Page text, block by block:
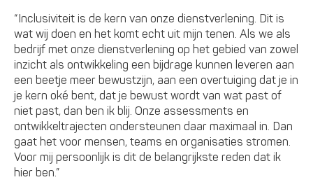
“Inclusiviteit is de kern van onze dienstverlening. Dit is
wat wij doen en het komt echt uit mijn tenen. Als we als
bedrijf met onze dienstverlening op het gebied van zowel
inzicht als ontwikkeling een bijdrage kunnen leveren aan
een beetje meer bewustzijn, aan een overtuiging dat je in
je kern oké bent, dat je bewust wordt van wat past of
niet past, dan ben ik blij. Onze assessments en
ontwikkeltrajecten ondersteunen daar maximaal in. Dan
gaat het voor mensen, teams en organisaties stromen.
Voor mij persoonlijk is dit de belangrijkste reden dat ik
hier ben.”